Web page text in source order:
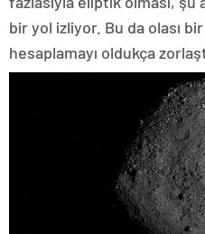
bir yol izliyor. Bu da olası
hesaplamayı oldukça